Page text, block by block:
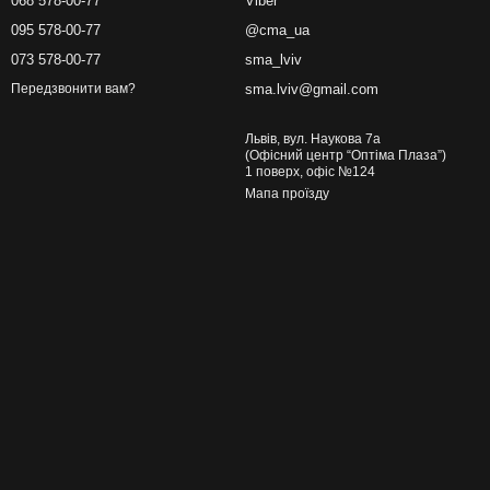
095 578-00-77
073 578-00-77
Передзвонити вам?
@cma_ua
sma_lviv
sma.lviv@gmail.com
Львів, вул. Наукова 7а
(Офісний центр “Оптіма Плаза”)
1 поверх, офіс №124
Мапа проїзду